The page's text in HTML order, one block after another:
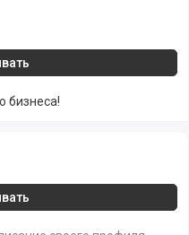
бизнеса!